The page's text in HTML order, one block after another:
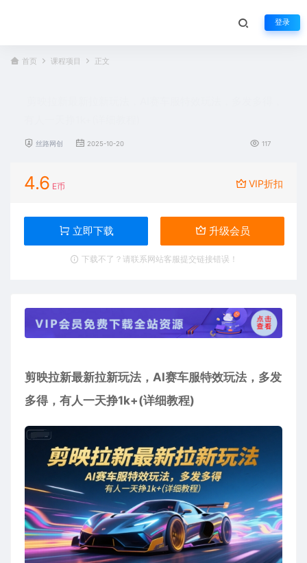
登录
首页 课程项目 正文
丝路网创 2025-10-20 117
4.6 E币 VIP折扣
立即下载 升级会员
下载不了？请联系网站客服提交链接错误！
剪映拉新最新拉新玩法，AI赛车服特效玩法，多发
多得，有人一天挣1k+(详细教程)